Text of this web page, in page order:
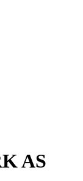
AS